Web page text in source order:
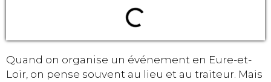
Quand on organise un événement en Eure-et-
Loir, on pense souvent au lieu et au traiteur. Mais